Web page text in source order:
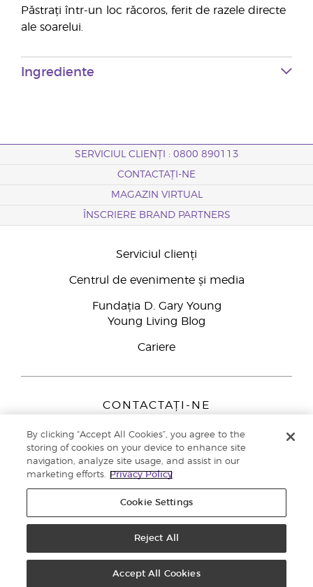
Păstrați într-un loc răcoros, ferit de razele directe
ale soarelui.
Ingrediente
SERVICIUL CLIENȚI : 0800 890113
CONTACTAȚI-NE
MAGAZIN VIRTUAL
ÎNSCRIERE BRAND PARTNERS
Serviciul clienți
Centrul de evenimente și media
Fundația D. Gary Young
Young Living Blog
Cariere
CONTACTAȚI-NE
Peizerweg 97
9727 AJ Groningen
Netherlands
Înscriere Brand Partners0800 890113
Politica de confidențialitate
By clicking “Accept All Cookies”, you agree to the
storing of cookies on your device to enhance site
navigation, analyze site usage, and assist in our
marketing efforts.
Privacy Policy
Cookie Settings
Reject All
Accept All Cookies